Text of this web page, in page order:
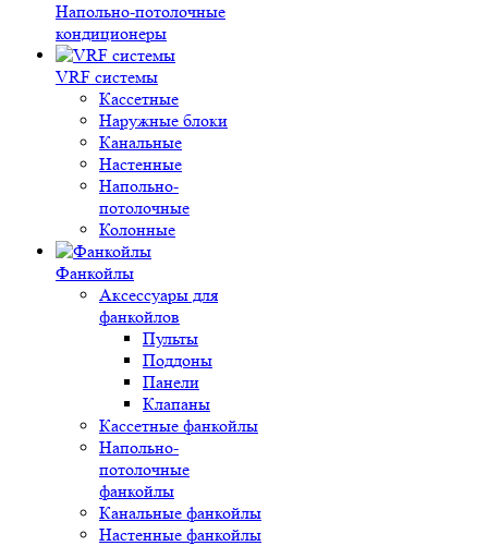
Напольно-потолочные
кондиционеры
VRF системы
Кассетные
Наружные блоки
Канальные
Настенные
Напольно-
потолочные
Колонные
Фанкойлы
Аксессуары для
фанкойлов
Пульты
Поддоны
Панели
Клапаны
Кассетные фанкойлы
Напольно-
потолочные
фанкойлы
Канальные фанкойлы
Настенные фанкойлы